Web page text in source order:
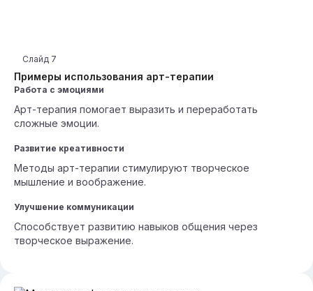
Примеры использования арт-терапии
Слайд 7
Работа с эмоциями
Арт-терапия помогает выразить и переработать
сложные эмоции.
Развитие креативности
Методы арт-терапии стимулируют творческое
мышление и воображение.
Улучшение коммуникации
Способствует развитию навыков общения через
творческое выражение.